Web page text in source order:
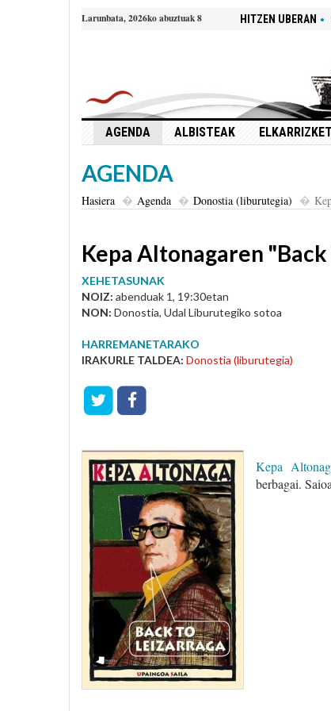
Larunbata, 2026ko abuztuak 8 HITZEN UBERAN
AGENDA ALBISTEAK
AGENDA
Hasiera Agenda Donostia (liburutegia)
Kepa Altonagaren
XEHETASUNAK
NOIZ: abenduak 1, 19:30etan
NON: Donostia, Udal Liburutegiko sotoa
HARREMANETARAKO
IRAKURLE TALDEA: Donostia (liburutegia)
Kepa
berbagai.